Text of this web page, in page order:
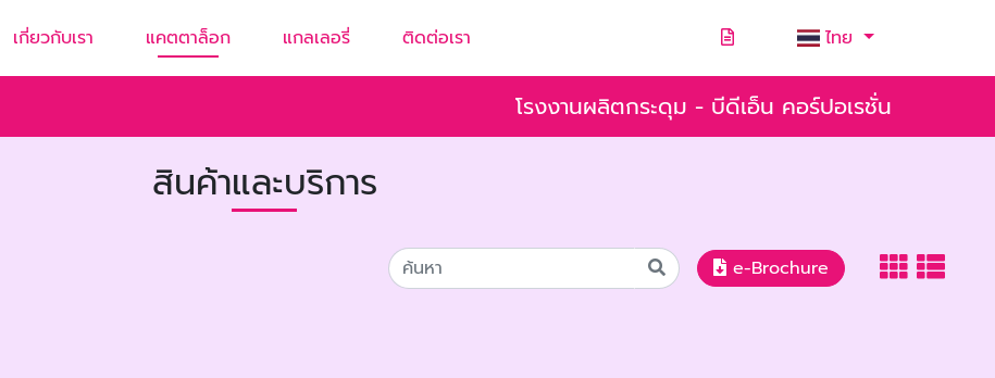
เกี่ยวกับเรา แคตตาล็อก แกลเลอรี่ ติดต่อเรา ไทย
โรงงานผลิตกระดุม - บีดีเอ็น คอร์ปอเรชั่น
สินค้าและบริการ
e-Brochure